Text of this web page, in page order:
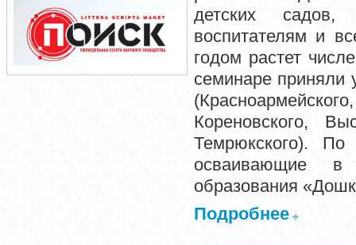
детских садов,
воспитателям и
годом растет
семинаре приняли
Кореновского,
Темрюкского). По
осваивающие в
образования
Подробнее